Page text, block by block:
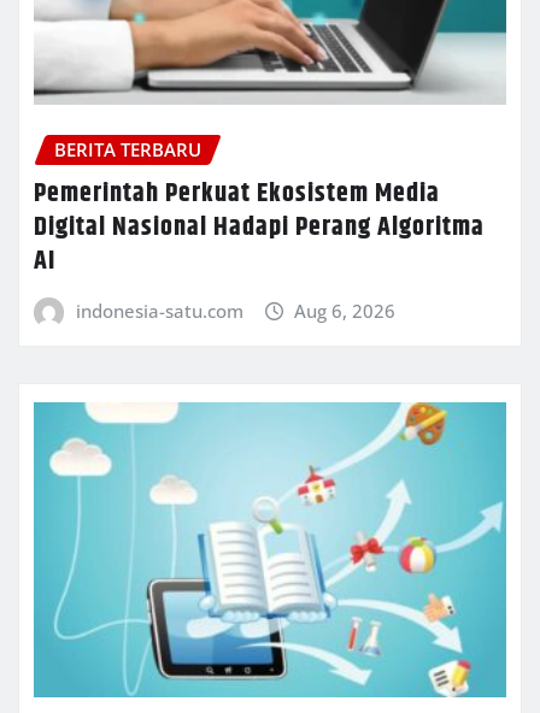
BERITA TERBARU
Pemerintah Perkuat Ekosistem Media
Digital Nasional Hadapi Perang Algoritma
AI
indonesia-satu.com Aug 6, 2026